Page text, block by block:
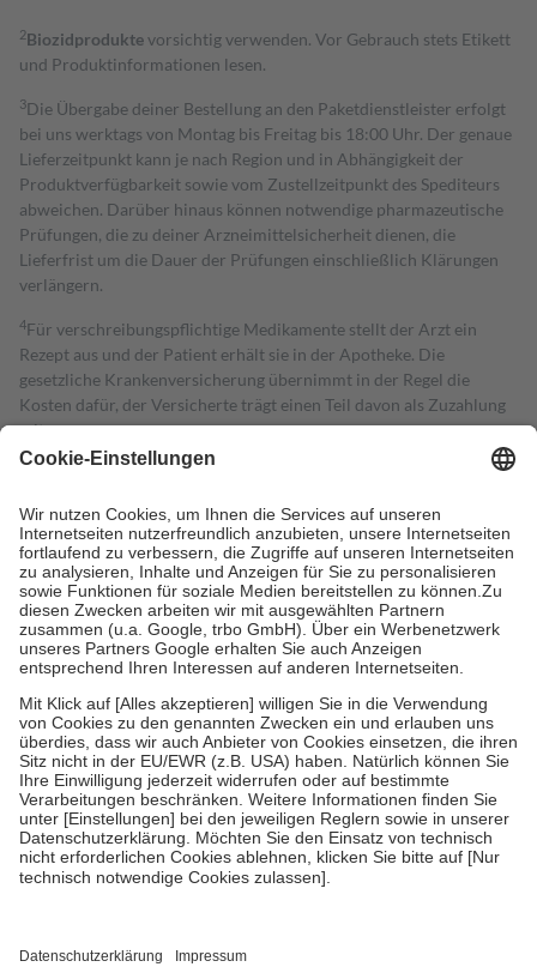
2Biozidproduktevorsichtig verwenden. Vor Gebrauch stets Etikett
und Produktinformationen lesen.
3Die Übergabe deiner Bestellung an den Paketdienstleister erfolgt
bei uns werktags von Montag bis Freitag bis 18:00 Uhr. Der genaue
Lieferzeitpunkt kann je nach Region und in Abhängigkeit der
Produktverfügbarkeit sowie vom Zustellzeitpunkt des Spediteurs
abweichen. Darüber hinaus können notwendige pharmazeutische
Prüfungen, die zu deiner Arzneimittelsicherheit dienen, die
Lieferfrist um die Dauer der Prüfungen einschließlich Klärungen
verlängern.
4Für verschreibungspflichtige Medikamente stellt der Arzt ein
Rezept aus und der Patient erhält sie in der Apotheke. Die
gesetzliche Krankenversicherung übernimmt in der Regel die
Kosten dafür, der Versicherte trägt einen Teil davon als Zuzahlung
mit.
Grundsätzlich leisten Mitglieder Zuzahlungen in Höhe von zehn
höchstens zehn Euro.
Es sind jedoch nie mehr als die tatsächlichen
Kosten der Leistung zu entrichten.
Diese Regeln gelten grundsätzlich auch für Online-Apotheken.
Bei Heilmitteln und häuslicher Krankenpflege beträgt die
Zuzahlung zehn Prozent der Kosten sowie zehn Euro je
Verordnung.
Um das Engagement der Versicherten für ihre eigene Gesundheit zu
stärken und die besondere Stellung der Familie zu unterstützen,
fallenkeine Zuzahlungenan bei:
• Kindern und Jugendlichen bis zum vollendeten 18. Lebensjahr
mit Ausnahme der Fahrkosten
• Untersuchungen zur Vorsorge und Früherkennung, die von der
GKV getragen werden
• empfohlenen Schutzimpfungen
• Harn- und Blutteststreifen
getroffen, um sicherzustellen, dass es sich um echte Bewertungen